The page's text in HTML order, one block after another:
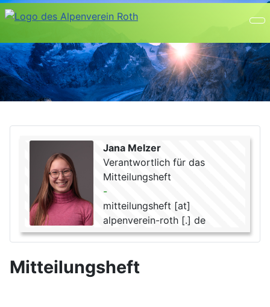
Jana Melzer
Verantwortlich für das
Mitteilungsheft
-
mitteilungsheft [at]
alpenverein-roth [.] de
Mitteilungsheft